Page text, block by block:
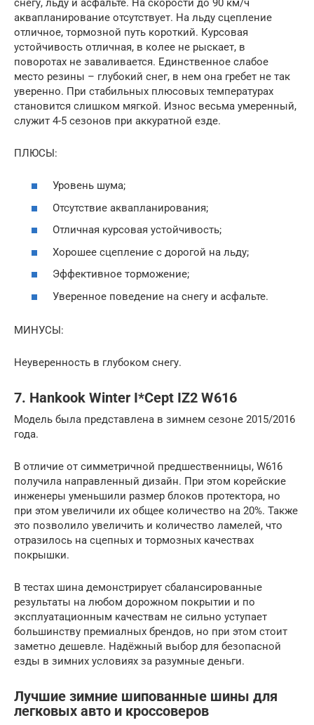
снегу, льду и асфальте. На скорости до 90 км/ч
аквапланирование отсутствует. На льду сцепление
отличное, тормозной путь короткий. Курсовая
устойчивость отличная, в колее не рыскает, в
поворотах не заваливается. Единственное слабое
место резины – глубокий снег, в нем она гребет не так
уверенно. При стабильных плюсовых температурах
становится слишком мягкой. Износ весьма умеренный,
служит 4-5 сезонов при аккуратной езде.
ПЛЮСЫ:
Уровень шума;
Отсутствие аквапланирования;
Отличная курсовая устойчивость;
Хорошее сцепление с дорогой на льду;
Эффективное торможение;
Уверенное поведение на снегу и асфальте.
МИНУСЫ:
Неуверенность в глубоком снегу.
7. Hankook Winter I*Cept IZ2 W616
Модель была представлена в зимнем сезоне 2015/2016
года.
В отличие от симметричной предшественницы, W616
получила направленный дизайн. При этом корейские
инженеры уменьшили размер блоков протектора, но
при этом увеличили их общее количество на 20%. Также
это позволило увеличить и количество ламелей, что
отразилось на сцепных и тормозных качествах
покрышки.
В тестах шина демонстрирует сбалансированные
результаты на любом дорожном покрытии и по
эксплуатационным качествам не сильно уступает
большинству премиалных брендов, но при этом стоит
заметно дешевле. Надёжный выбор для безопасной
езды в зимних условиях за разумные деньги.
Лучшие зимние шипованные шины для
легковых авто и кроссоверов